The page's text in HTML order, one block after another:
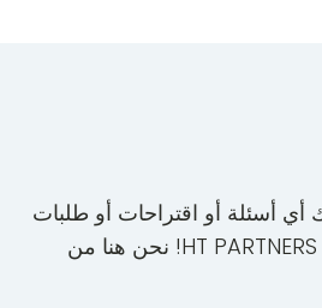
أي أسئلة أو اقتراحات أو طلبات
بخصوص HT PARTNERS BROKERLIK! نحن هنا من